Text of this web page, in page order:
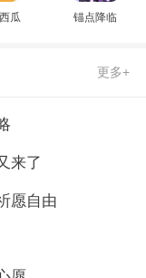
瓜 锚点降临
更多+
来了
愿自由